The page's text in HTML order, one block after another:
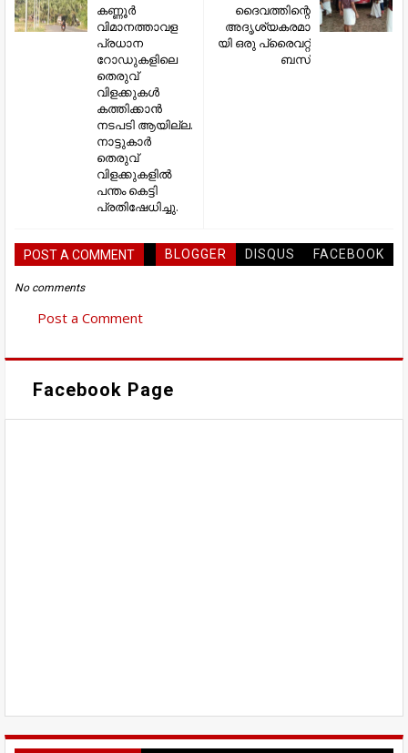
ദൈവത്തിന്റെ
അദൃശ്യകരമാ
യി ഒരു പ്രൈവറ്റ്
ബസ്
കണ്ണൂർ
വിമാനത്താവള
പ്രധാന
റോഡുകളിലെ
തെരുവ്
വിളക്കുകൾ
കത്തിക്കാൻ
നടപടി ആയില്ല.
നാട്ടുകാർ
തെരുവ്
വിളക്കുകളിൽ
പന്തം കെട്ടി
പ്രതിഷേധിച്ചു.
POST A COMMENT BLOGGER DISQUS FACEBOOK
No comments
Post a Comment
Facebook Page